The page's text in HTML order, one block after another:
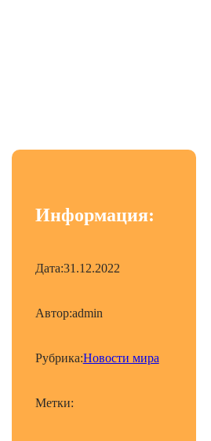
Информация:
Дата:31.12.2022
Автор:admin
Рубрика:Новости мира
Метки: